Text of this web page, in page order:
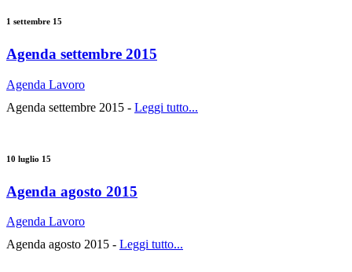
1 settembre 15
Agenda settembre 2015
Agenda Lavoro
Agenda settembre 2015 - Leggi tutto...
10 luglio 15
Agenda agosto 2015
Agenda Lavoro
Agenda agosto 2015 - Leggi tutto...